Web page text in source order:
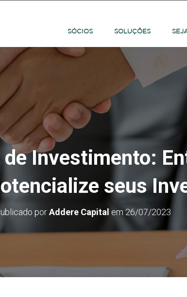
SÓCIOS SOLUÇÕES
de Investimento:
seus
porAddere Capital em26/07/2023